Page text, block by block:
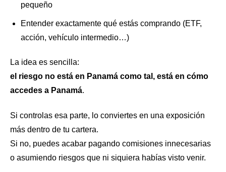
pequeño
Entender exactamente qué estás comprando (ETF,
acción, vehículo intermedio…)
La idea es sencilla:
el riesgo no está en Panamá como tal, está en cómo
accedes a Panamá.
Si controlas esa parte, lo conviertes en una exposición
más dentro de tu cartera.
Si no, puedes acabar pagando comisiones innecesarias
o asumiendo riesgos que ni siquiera habías visto venir.